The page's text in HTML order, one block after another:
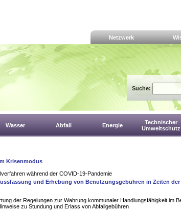
Netzwerk
Suche:
Wasser Abfall Energie
Technischer
Umweltschutz
Krisenmodus
während der COVID-19-Pandemie
und Erhebung von Benutzungsgebühren in Zeiten der
der Regelungen zur Wahrung kommunaler Handlungsfähigkeit im
zu Stundung und Erlass von Abfallgebühren